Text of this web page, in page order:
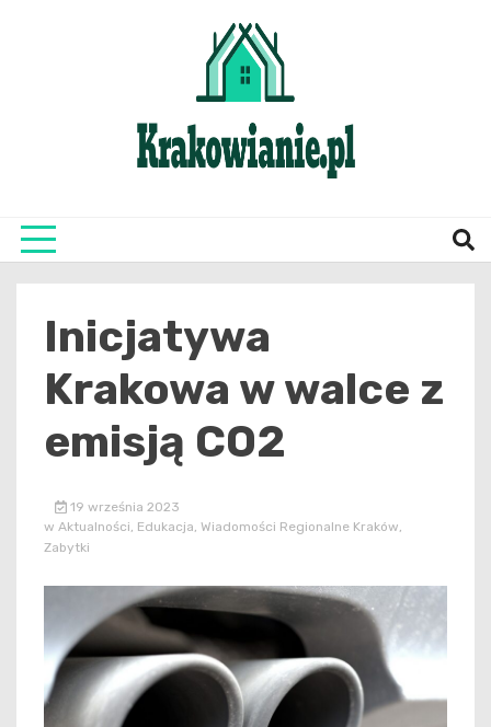
Inicjatywa
Krakowa w walce z
emisją CO2
19 września 2023
w Aktualności, Edukacja, Wiadomości Regionalne Kraków,
Zabytki